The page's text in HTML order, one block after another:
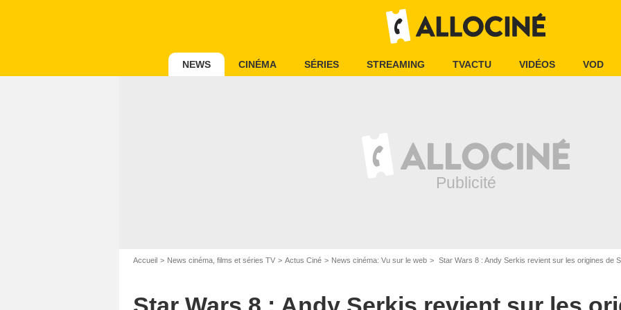
NEWS CINÉMA SÉRIES STREAMING TVACTU VIDÉOS VOD
Accueil News cinéma, films et séries TV Actus Ciné News cinéma: Vu sur le web Star Wars 8 : Andy Serkis revient sur les origines de